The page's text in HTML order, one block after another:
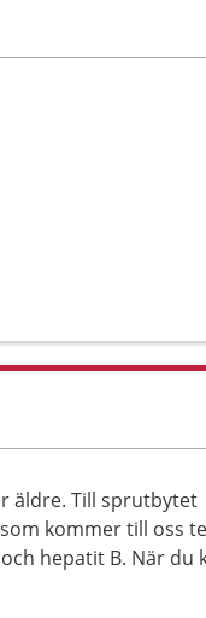
äldre. Till sprutbytet
kommer till oss
hepatit B. När du